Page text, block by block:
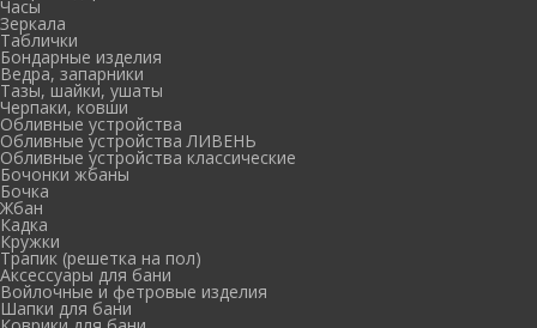
Часы
Зеркала
Таблички
Бондарные изделия
Ведра, запарники
Тазы, шайки, ушаты
Черпаки, ковши
Обливные устройства
Обливные устройства ЛИВЕНЬ
Обливные устройства классические
Бочонки жбаны
Бочка
Жбан
Кадка
Кружки
Трапик (решетка на пол)
Аксессуары для бани
Войлочные и фетровые изделия
Шапки для бани